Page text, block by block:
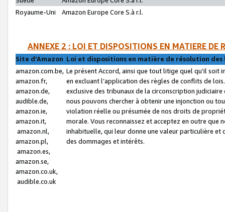
Royaume-Uni
Amazon Europe Core S.à r.l.
ANNEXE 2 : LOI ET DISPOSITIONS EN MATIERE DE
Site d’Amazon Loi et dispositions en matière de résolution
amazon.com.be,
amazon.fr,
amazon.de,
audible.de,
amazon.ie,
amazon.it,
amazon.nl,
amazon.pl,
amazon.es,
amazon.se,
amazon.co.uk,
audible.co.uk
Le présent Accord, ainsi que tout litige quel qu’il soit
en excluant l’application des règles de conflits de
exclusive des tribunaux de la circonscription
nous pouvons chercher à obtenir une injonction ou
violation réelle ou présumée de nos droits de
morale. Vous reconnaissez et acceptez en outre que
inhabituelle, qui leur donne une valeur particulière
des dommages et intérêts.